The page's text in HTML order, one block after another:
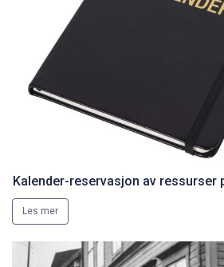
Kalender-reservasjon av ressurser
Les mer